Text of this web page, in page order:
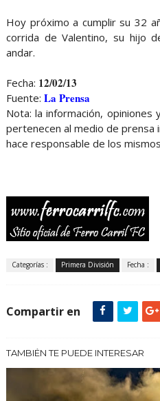
Hoy próximo a cumplir su 32
corrida de Valentino, su hijo
andar.
Fecha: 12/02/13
Fuente: La Prensa
Nota: la información,
pertenecen al medio de prensa
hace responsable de los
Categorías : Primera División Fecha :
Compartir en
TAMBIÉN TE PUEDE INTERESAR